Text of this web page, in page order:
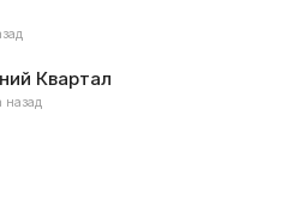
Квартал
назад